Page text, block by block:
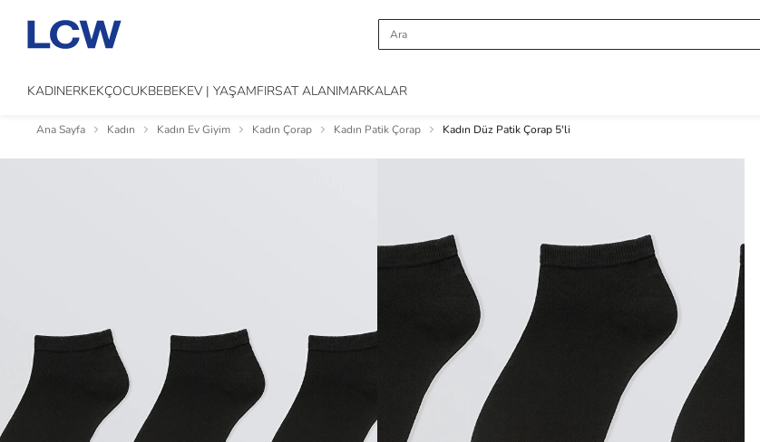
KADINERKEKÇOCUKBEBEKEV | YAŞAMFIRSAT ALANIMARKALAR
Ana Sayfa Kadın Kadın Ev Giyim Kadın Çorap Kadın Patik Çorap Kadın Düz Patik Çorap 5'li